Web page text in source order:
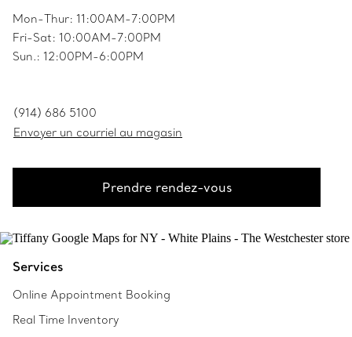
Mon-Thur: 11:00AM-7:00PM
Fri-Sat: 10:00AM-7:00PM
Sun.: 12:00PM-6:00PM
(914) 686 5100
Envoyer un courriel au magasin
Prendre rendez-vous
Services
Online Appointment Booking
Real Time Inventory